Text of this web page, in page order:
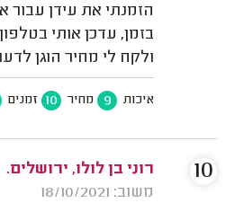
הזמנתי את עידן עבור
בזמן, עדכן אותי
ולקח לי מחיר הוגן
איכות 9 מחיר 10 זמנים
רוני בן לולו, ירושלים.
משוב: 18/10/2021
10